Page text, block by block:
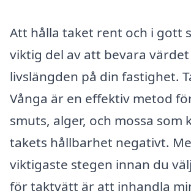
Att hålla taket rent och i gott
viktig del av att bevara
livslängden på din fastighet.
Vånga är en effektiv metod
smuts, alger, och mossa som
takets hållbarhet negativt.
viktigaste stegen innan du
för taktvätt är att inhandla